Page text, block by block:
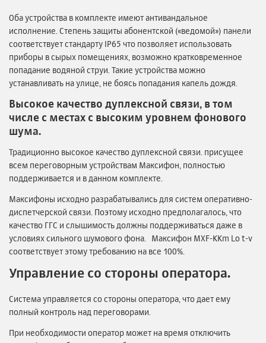
Оба устройства в комплекте имеют антивандальное
исполнение. Степень защиты абонентской («ведомой») панели
соответствует стандарту IP65 что позволяет использовать
приборы в сырых помещениях, возможно кратковременное
попадание водяной струи. Такие устройства можно
устанавливать на улице, не боясь попадания капель дождя.
Высокое качество дуплексной связи, в том
числе с местах с высоким уровнем фонового
шума.
Традиционно высокое качество дуплексной связи. присущее
всем переговорным устройствам Максифон, полностью
поддерживается и в данном комплекте.
Максифоны исходно разрабатывались для систем оперативно-
диспетчерской связи. Поэтому исходно предполагалось, что
качество ГГС и слышимость должны поддерживаться даже в
условиях сильного шумового фона. Максифон MXF-KKm Lo t-v
соответствует этому требованию на все 100%.
Управление со стороны оператора.
Система управляется со стороны оператора, что дает ему
полный контроль над переговорами.
При необходимости оператор может на время отключить